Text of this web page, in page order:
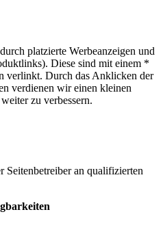
platzierte Werbeanzeigen und
Diese sind mit einem *
verlinkt. Durch das Anklicken der
verdienen wir einen kleinen
zu verbessern.
Seitenbetreiber an qualifizierten